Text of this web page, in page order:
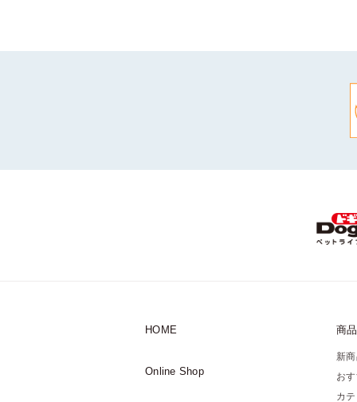
HOME 商
新
お
カ
Online Shop